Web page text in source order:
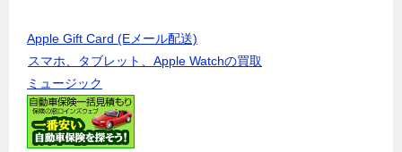
Apple Gift Card (Eメール配送)
スマホ、タブレット、Apple Watchの買取
ミュージック